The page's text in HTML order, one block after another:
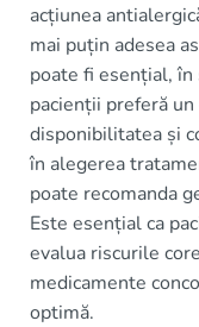
acțiunea
mai puțin adesea
poate fi esențial,
pacienții preferă
disponibilitatea și
în alegerea
poate recomanda
Este esențial ca
evalua riscurile
medicamente
optimă.